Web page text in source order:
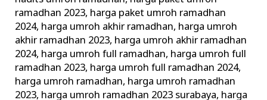
ramadhan 2023, harga paket umroh ramadhan
2024, harga umroh akhir ramadhan, harga umroh
akhir ramadhan 2023, harga umroh akhir ramadhan
2024, harga umroh full ramadhan, harga umroh full
ramadhan 2023, harga umroh full ramadhan 2024,
harga umroh ramadhan, harga umroh ramadhan
2023, harga umroh ramadhan 2023 surabaya, harga